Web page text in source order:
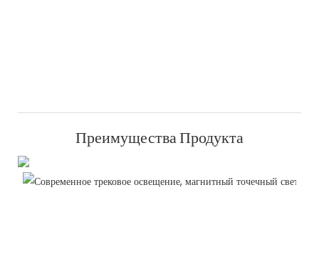
Преимущества Продукта